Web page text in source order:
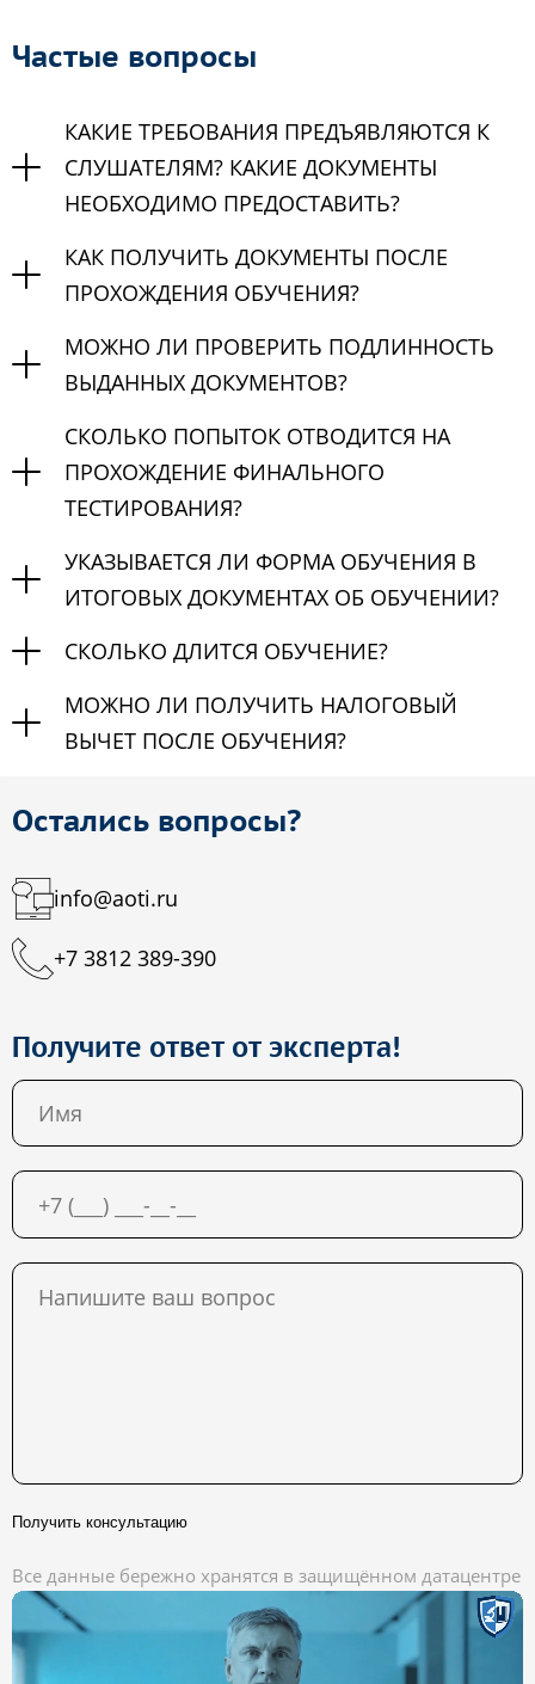
Частые вопросы
КАКИЕ ТРЕБОВАНИЯ ПРЕДЪЯВЛЯЮТСЯ К
СЛУШАТЕЛЯМ? КАКИЕ ДОКУМЕНТЫ
НЕОБХОДИМО ПРЕДОСТАВИТЬ?
КАК ПОЛУЧИТЬ ДОКУМЕНТЫ ПОСЛЕ
ПРОХОЖДЕНИЯ ОБУЧЕНИЯ?
МОЖНО ЛИ ПРОВЕРИТЬ ПОДЛИННОСТЬ
ВЫДАННЫХ ДОКУМЕНТОВ?
СКОЛЬКО ПОПЫТОК ОТВОДИТСЯ НА
ПРОХОЖДЕНИЕ ФИНАЛЬНОГО
ТЕСТИРОВАНИЯ?
УКАЗЫВАЕТСЯ ЛИ ФОРМА ОБУЧЕНИЯ В
ИТОГОВЫХ ДОКУМЕНТАХ ОБ ОБУЧЕНИИ?
СКОЛЬКО ДЛИТСЯ ОБУЧЕНИЕ?
МОЖНО ЛИ ПОЛУЧИТЬ НАЛОГОВЫЙ
ВЫЧЕТ ПОСЛЕ ОБУЧЕНИЯ?
Остались вопросы?
info@aoti.ru
+7 3812 389-390
Получите ответ от эксперта!
Получить консультацию
Все данные бережно хранятся в защищённом датацентре